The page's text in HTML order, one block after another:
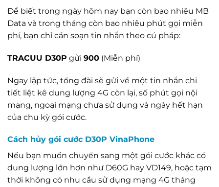
Để biết trong ngày hôm nay bạn còn bao nhiêu MB
Data và trong tháng còn bao nhiêu phút gọi miễn
phí, bạn chỉ cần soạn tin nhắn theo cú pháp:
TRACUU D30P gửi 900 (Miễn phí)
Ngay lập tức, tổng đài sẽ gửi về một tin nhắn chi
tiết liệt kê dung lượng 4G còn lại, số phút gọi nội
mạng, ngoại mạng chưa sử dụng và ngày hết hạn
của chu kỳ gói cước.
Cách hủy gói cước D30P VinaPhone
Nếu bạn muốn chuyển sang một gói cước khác có
dung lượng lớn hơn như D60G hay VD149, hoặc tạm
thời không có nhu cầu sử dụng mạng 4G tháng